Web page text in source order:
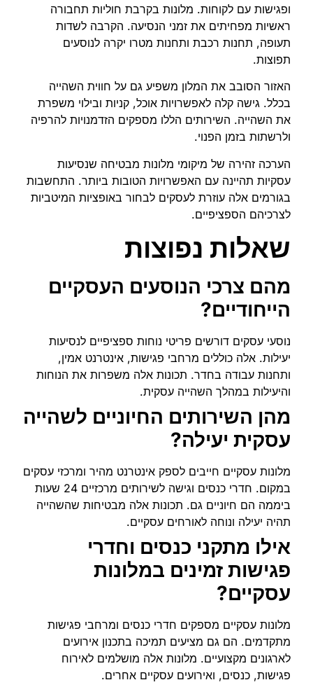
ופגישות עם לקוחות. מלונות בקרבת חוליות תחבורה
ראשיות מפחיתים את זמני הנסיעה. הקרבה לשדות
תעופה, תחנות רכבת ותחנות מטרו יקרה לנוסעים
תפוצות.
האזור הסובב את המלון משפיע גם על חווית השהייה
בכלל. גישה קלה לאפשרויות אוכל, קניות ובילוי משפרת
את השהייה. השירותים הללו מספקים הזדמנויות להרפיה
ולרשתות בזמן הפנוי.
הערכה זהירה של מיקומי מלונות מבטיחה שנסיעות
עסקיות תהיינה עם האפשרויות הטובות ביותר. התחשבות
בגורמים אלה עוזרת לעסקים לבחור באופציות המיטביות
לצרכיהם הספציפיים.
שאלות נפוצות
מהם צרכי הנוסעים העסקיים
הייחודיים?
נוסעי עסקים דורשים פריטי נוחות ספציפיים לנסיעות
יעילות. אלה כוללים מרחבי פגישות, אינטרנט אמין,
ותחנות עבודה בחדר. תכונות אלה משפרות את הנוחות
והיעילות במהלך השהייה עסקית.
מהן השירותים החיוניים לשהייה
עסקית יעילה?
מלונות עסקיים חייבים לספק אינטרנט מהיר ומרכזי עסקים
במקום. חדרי כנסים וגישה לשירותים מרכזיים 24 שעות
ביממה הם חיוניים גם. תכונות אלה מבטיחות שהשהייה
תהיה יעילה ונוחה לאורחים עסקיים.
אילו מתקני כנסים וחדרי
פגישות זמינים במלונות
עסקיים?
מלונות עסקיים מספקים חדרי כנסים ומרחבי פגישות
מתקדמים. הם גם מציעים תמיכה בתכנון אירועים
לארגונים מקצועיים. מלונות אלה מושלמים לאירוח
פגישות, כנסים, ואירועים עסקיים אחרים.